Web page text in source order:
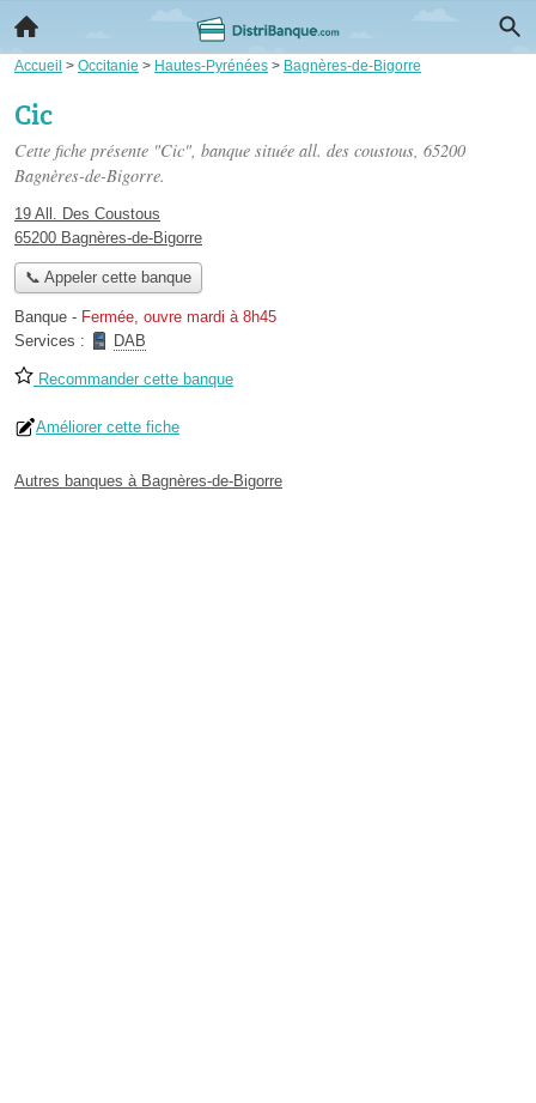
Accueil > Occitanie > Hautes-Pyrénées > Bagnères-de-Bigorre
Cic
Cette fiche présente "Cic", banque située all. des coustous, 65200
Bagnères-de-Bigorre.
19 All. Des Coustous
65200 Bagnères-de-Bigorre
📞 Appeler cette banque
Banque - Fermée, ouvre mardi à 8h45
Services :
DAB
Recommander cette banque
Améliorer cette fiche
Autres banques à Bagnères-de-Bigorre